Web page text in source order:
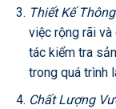
Thiết Kế
việc rộng rãi và
tác kiểm tra
trong quá trình
Chất Lượng